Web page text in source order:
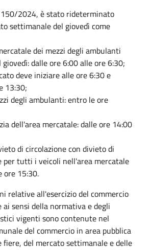
150/2024, è stato rideterminato
settimanale del giovedì come
dei mezzi degli ambulanti
dalle ore 6:00 alle ore 6:30;
deve iniziare alle ore 6:30 e
13:30;
degli ambulanti: entro le ore
dell'area mercatale: dalle ore 14:00
di circolazione con divieto di
per tutti i veicoli nell'area mercatale
ore 15:30.
relative all'esercizio del commercio
ai sensi della normativa e degli
vigenti sono contenute nel
del commercio in area pubblica
fiere, del mercato settimanale e delle